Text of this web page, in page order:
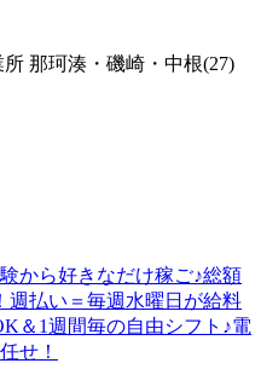
那珂湊・磯崎・中根(27)
から好きなだけ稼ご♪総額
週払い＝毎週水曜日が給料
＆1週間毎の自由シフト♪電
せ！